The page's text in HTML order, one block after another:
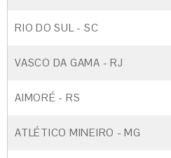
RIO DO SUL - SC
VASCO DA GAMA - RJ
AIMORÉ - RS
ATLÉTICO MINEIRO - MG